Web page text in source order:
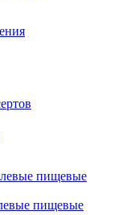
пищевые
пищевые